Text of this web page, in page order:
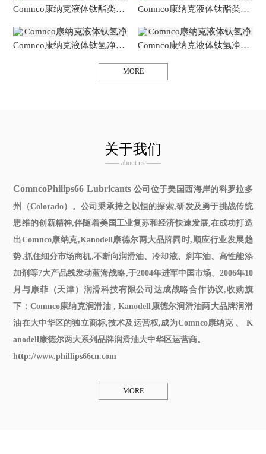
Comnco康纳克液体钛酯类全合成润滑油 Comnco康纳克液体钛酯类全合成润滑油
Comnco康纳克液体钛氢净全合成润滑油 Comnco康纳克液体钛氢净全合成润滑油
MORE
关于我们
—— about us ——
ComncoPhilips66 Lubricants公司位于美国西海岸的科罗拉多
州（Colorado）。公司秉承持之以恒的探索,研发及勇于挑战传统
思维的创新精神,伴随着美国工业复苏和经济快速发展,在成功打造
出Comnco康纳克,Kanodell康德尔两大品牌同时,顺应行业发展趋
势,抓住细分市场商机,不断向润滑油、冷却液、刹车油、高性能添
加剂等7大产品线发动蓝海战略,于2004年进军中国市场。2006年10
月与康菲（天津）润滑科技有限公司达成战略合作协议,收购旗
下：Comnco康纳克润滑油, Kanodell康德尔润滑油两大品牌润滑
油在大中华区的独立商标,技术及运营权,成为Comnco康纳克 、 K
anodell康德尔两大系列品牌润滑油大中华区运营商。
http://www.phillips66cn.com
MORE